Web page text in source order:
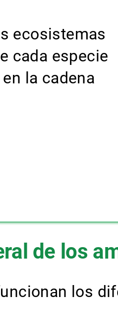
ecosistemas
cada especie
la cadena
de los
los